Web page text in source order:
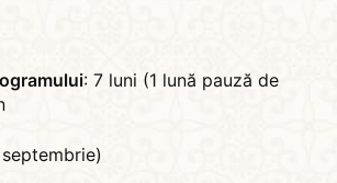
: 7 luni (1 lună pauză de